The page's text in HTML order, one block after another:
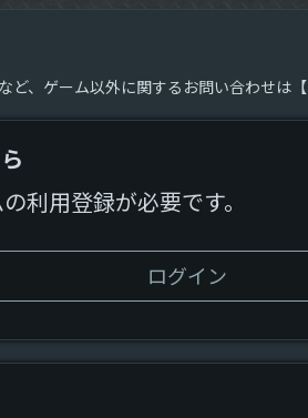
ど、ゲーム以外に関するお問い合わせは【
利用登録が必要です。
ログイン